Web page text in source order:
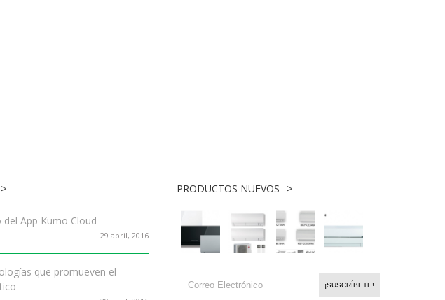
del App Kumo Cloud
29 abril, 2016
que promueven el
PRODUCTOS NUEVOS